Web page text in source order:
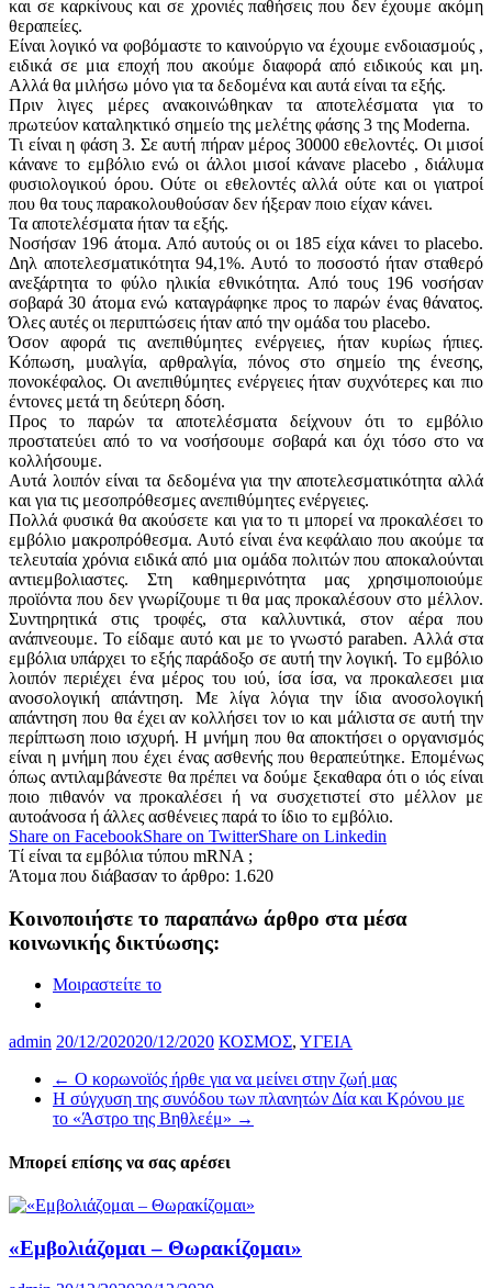
και σε καρκίνους και σε χρονιές παθήσεις που δεν έχουμε ακόμη
θεραπείες.
Είναι λογικό να φοβόμαστε το καινούργιο να έχουμε ενδοιασμούς ,
ειδικά σε μια εποχή που ακούμε διαφορά από ειδικούς και μη.
Αλλά θα μιλήσω μόνο για τα δεδομένα και αυτά είναι τα εξής.
Πριν λιγες μέρες ανακοινώθηκαν τα αποτελέσματα για το
πρωτεύον καταληκτικό σημείο της μελέτης φάσης 3 της Moderna.
Τι είναι η φάση 3. Σε αυτή πήραν μέρος 30000 εθελοντές. Οι μισοί
κάνανε το εμβόλιο ενώ οι άλλοι μισοί κάνανε placebo , διάλυμα
φυσιολογικού όρου. Ούτε οι εθελοντές αλλά ούτε και οι γιατροί
που θα τους παρακολουθούσαν δεν ήξεραν ποιο είχαν κάνει.
Τα αποτελέσματα ήταν τα εξής.
Νοσήσαν 196 άτομα. Από αυτούς οι οι 185 είχα κάνει το placebo.
Δηλ αποτελεσματικότητα 94,1%. Αυτό το ποσοστό ήταν σταθερό
ανεξάρτητα το φύλο ηλικία εθνικότητα. Από τους 196 νοσήσαν
σοβαρά 30 άτομα ενώ καταγράφηκε προς το παρών ένας θάνατος.
Όλες αυτές οι περιπτώσεις ήταν από την ομάδα του placebo.
Όσον αφορά τις ανεπιθύμητες ενέργειες, ήταν κυρίως ήπιες.
Κόπωση, μυαλγία, αρθραλγία, πόνος στο σημείο της ένεσης,
πονοκέφαλος. Οι ανεπιθύμητες ενέργειες ήταν συχνότερες και πιο
έντονες μετά τη δεύτερη δόση.
Προς το παρών τα αποτελέσματα δείχνουν ότι το εμβόλιο
προστατεύει από το να νοσήσουμε σοβαρά και όχι τόσο στο να
κολλήσουμε.
Αυτά λοιπόν είναι τα δεδομένα για την αποτελεσματικότητα αλλά
και για τις μεσοπρόθεσμες ανεπιθύμητες ενέργειες.
Πολλά φυσικά θα ακούσετε και για το τι μπορεί να προκαλέσει το
εμβόλιο μακροπρόθεσμα. Αυτό είναι ένα κεφάλαιο που ακούμε τα
τελευταία χρόνια ειδικά από μια ομάδα πολιτών που αποκαλούνται
αντιεμβολιαστες. Στη καθημερινότητα μας χρησιμοποιούμε
προϊόντα που δεν γνωρίζουμε τι θα μας προκαλέσουν στο μέλλον.
Συντηρητικά στις τροφές, στα καλλυντικά, στον αέρα που
ανάπνεουμε. Το είδαμε αυτό και με το γνωστό paraben. Αλλά στα
εμβόλια υπάρχει το εξής παράδοξο σε αυτή την λογική. Το εμβόλιο
λοιπόν περιέχει ένα μέρος του ιού, ίσα ίσα, να προκαλεσει μια
ανοσολογική απάντηση. Με λίγα λόγια την ίδια ανοσολογική
απάντηση που θα έχει αν κολλήσει τον ιο και μάλιστα σε αυτή την
περίπτωση ποιο ισχυρή. Η μνήμη που θα αποκτήσει ο οργανισμός
είναι η μνήμη που έχει ένας ασθενής που θεραπεύτηκε. Επομένως
όπως αντιλαμβάνεστε θα πρέπει να δούμε ξεκαθαρα ότι ο ιός είναι
ποιο πιθανόν να προκαλέσει ή να συσχετιστεί στο μέλλον με
αυτοάνοσα ή άλλες ασθένειες παρά το ίδιο το εμβόλιο.
Share on FacebookShare on TwitterShare on Linkedin
Τί είναι τα εμβόλια τύπου mRNA ;
Άτομα που διάβασαν το άρθρο: 1.620
Κοινοποιήστε το παραπάνω άρθρο στα μέσα
κοινωνικής δικτύωσης:
Μοιραστείτε το
admin 20/12/202020/12/2020 ΚΟΣΜΟΣ, ΥΓΕΙΑ
← Ο κορωνοϊός ήρθε για να μείνει στην ζωή μας
Η σύγχυση της συνόδου των πλανητών Δία και Κρόνου με
το «Άστρο της Βηθλεέμ» →
Μπορεί επίσης να σας αρέσει
«Εμβολιάζομαι – Θωρακίζομαι»